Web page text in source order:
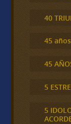
40
45
45
5
5